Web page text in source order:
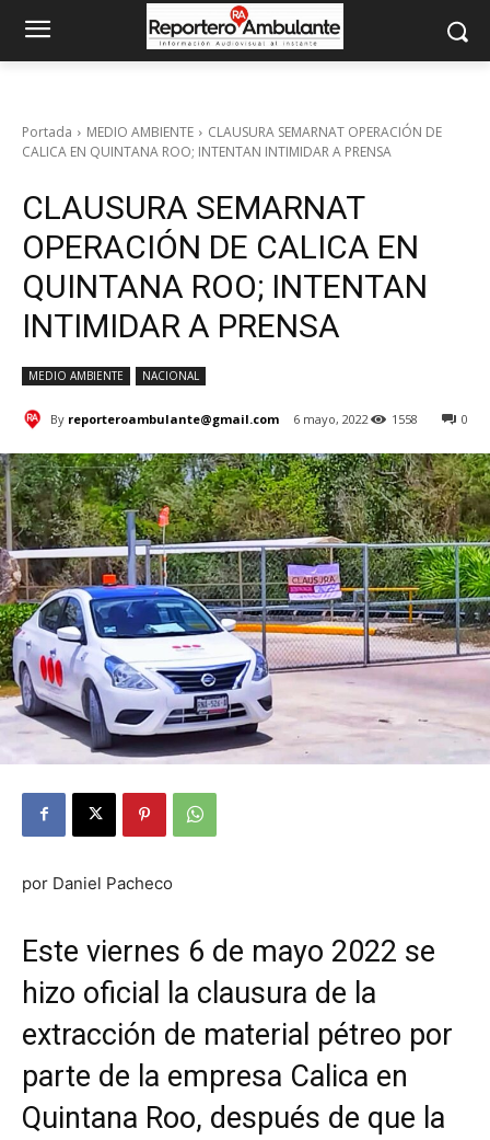
Portada MEDIO AMBIENTE
CLAUSURA SEMARNAT OPERACIÓN DE
CALICA EN QUINTANA ROO; INTENTAN INTIMIDAR A PRENSA
CLAUSURA SEMARNAT
OPERACIÓN DE CALICA EN
QUINTANA ROO; INTENTAN
INTIMIDAR A PRENSA
MEDIO AMBIENTE NACIONAL
By reporteroambulante@gmail.com 6 mayo, 2022 0
1558
por Daniel Pacheco
Este viernes 6 de mayo 2022 se
hizo oficial la clausura de la
extracción de material pétreo por
parte de la empresa Calica en
Quintana Roo, después de que la